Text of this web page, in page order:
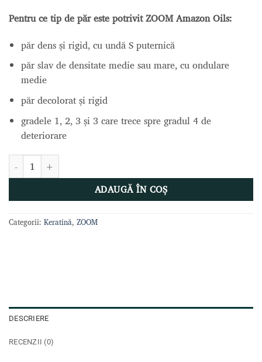
Pentru ce tip de păr este potrivit ZOOM Amazon Oils:
păr dens și rigid, cu undă S puternică
păr slav de densitate medie sau mare, cu ondulare
medie
păr decolorat și rigid
gradele 1, 2, 3 și 3 care trece spre gradul 4 de
deteriorare
Cantitate Zoom - Keratina Amazon Oil 500 ml
ADAUGĂ ÎN COȘ
Categorii: Keratină, ZOOM
DESCRIERE
RECENZII (0)